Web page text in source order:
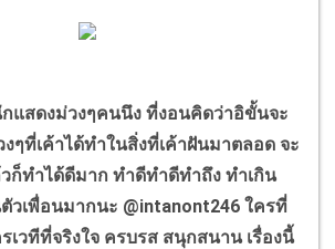
สดงม่วงๆคนนึง ที่งอนคิดว่าอิขั้นจะ
ๆที่เค้าได้ทำในสิ่งที่เค้าฝันมาตลอด จะ
ก็ทำได้ดีมาก ทำดีทำดีทำถึง ทำเกิน
วเพื่อนมากนะ @intanont246 ใครที่
เวทีที่จริงใจ ครบรส สนุกสนาน เรื่องนี้